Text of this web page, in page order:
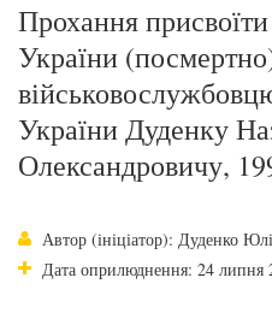
Прохання
України
України Дуденку
Олександровичу,
Автор (ініціатор): Дуденко
Дата оприлюднення: 24 липня